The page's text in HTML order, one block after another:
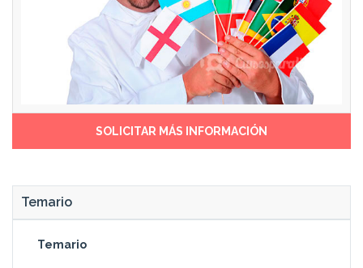
técnicas de base que, una
vez entendidas, permitan la
realización de una gran
variedad de preparaciones
internacionales. Todo ello
Hostelería de Sevilla y SEAS,
Estudios Superiores Abiertos,
en el que se indican los
contenidos y créditos de
estudio.
SOLICITAR MÁS INFORMACIÓN
Temario
Temario